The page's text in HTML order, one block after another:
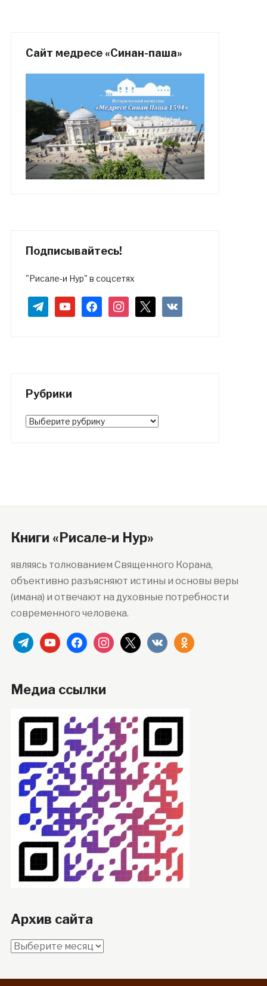
Сайт медресе «Синан-паша»
Подписывайтесь!
"Рисале-и Нур" в соцсетях
telegramyoutubefacebookinstagram vkontakte
Рубрики
Рубрики
Книги «Рисале-и Нур»
являясь толкованием Священного Корана,
объективно разъясняют истины и основы веры
(имана) и отвечают на духовные потребности
современного человека.
telegramyoutubefacebookinstagram
x vkontakteodnoklassniki
Медиа ссылки
Архив сайта
Архив